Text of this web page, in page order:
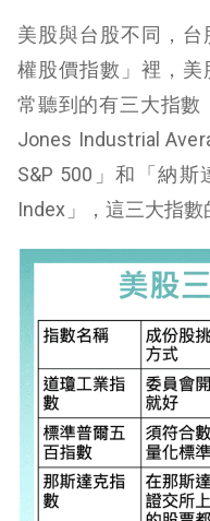
美股與台股不同，
權股價指數」裡，
常聽到的有三大指數
Jones Industrial
S&P 500」和「納斯
Index 」，這三大指